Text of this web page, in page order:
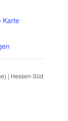
Karte
| Hessen-Süd